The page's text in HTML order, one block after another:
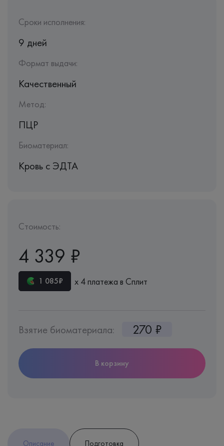
Сроки исполнения:
9 дней
Формат выдачи:
Качественный
Метод:
ПЦР
Биоматериал:
Кровь c ЭДТА
Стоимость:
4 339 ₽
1 085₽ х 4 платежа в Сплит
Взятие биоматериала: 270 ₽
В корзину
Описание Подготовка